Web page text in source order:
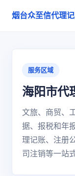
烟台众至信代理
服务区域
海阳市代
文旅、商贸、
据、报税和年
理记账、注册
司注销等一站